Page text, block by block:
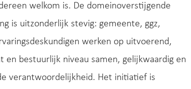
welkom is. De domeinoverstijgende
is uitzonderlijk stevig: gemeente, ggz,
werken op uitvoerend,
en bestuurlijk niveau samen, gelijkwaardig en
verantwoordelijkheid. Het initiatief is